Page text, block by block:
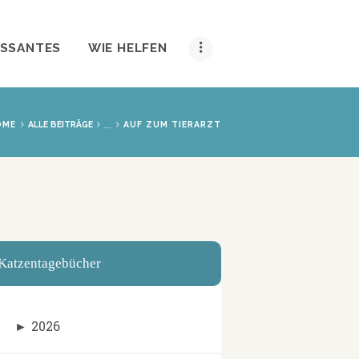
WIE HELFEN
ALLE BEITRÄGE ... AUF ZUM TIERARZT
► 2026